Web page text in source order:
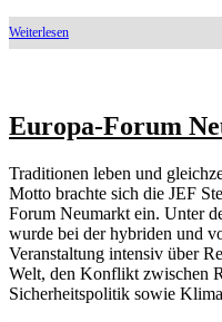
Europa-Forum
Traditionen leben und
Motto brachte sich die JEF
Forum Neumarkt ein. Unter
wurde bei der hybriden und
Veranstaltung intensiv über
Welt, den Konflikt zwischen
Sicherheitspolitik sowie